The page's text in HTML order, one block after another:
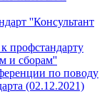
''Консультант
профстандарту
и сборам''
по поводу
(02.12.2021)